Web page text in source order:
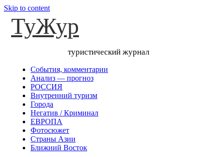
Skip to content
ТуЖур
туристический журнал
События, комментарии
Анализ — прогноз
РОССИЯ
Внутренний туризм
Города
Негатив / Криминал
ЕВРОПА
Фотосюжет
Страны Азии
Ближний Восток